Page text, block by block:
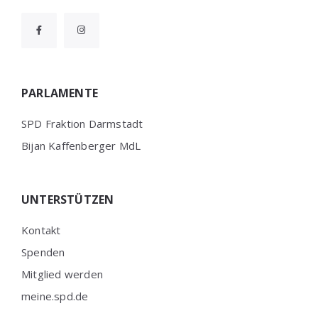
PARLAMENTE
SPD Fraktion Darmstadt
Bijan Kaffenberger MdL
UNTERSTÜTZEN
Kontakt
Spenden
Mitglied werden
meine.spd.de